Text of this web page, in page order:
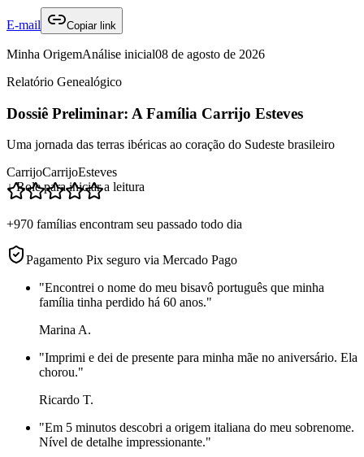
E-mail Copiar link
Minha OrigemAnálise inicial08 de agosto de 2026
Relatório Genealógico
Dossiê Preliminar: A Família Carrijo Esteves
Uma jornada das terras ibéricas ao coração do Sudeste brasileiro
CarrijoCarrijoEsteves
↓ Role para iniciar a leitura
+970 famílias encontram seu passado todo dia
Pagamento Pix seguro via Mercado Pago
"Encontrei o nome do meu bisavô português que minha
família tinha perdido há 60 anos."
Marina A.
"Imprimi e dei de presente para minha mãe no aniversário. Ela
chorou."
Ricardo T.
"Em 5 minutos descobri a origem italiana do meu sobrenome.
Nível de detalhe impressionante."